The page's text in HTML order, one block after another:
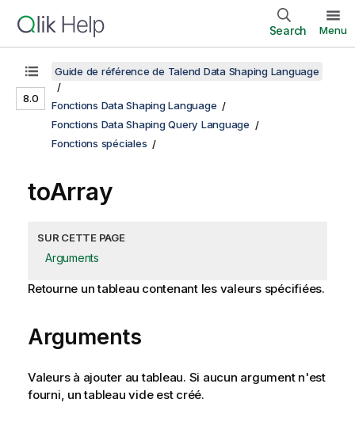
Search Menu
8.0
Guide de référence de Talend Data Shaping Language
Fonctions Data Shaping Language
Fonctions Data Shaping Query Language
Fonctions spéciales
toArray
SUR CETTE PAGE
Arguments
Retourne un tableau contenant les valeurs spécifiées.
Arguments
Valeurs à ajouter au tableau. Si aucun argument n'est
fourni, un tableau vide est créé.